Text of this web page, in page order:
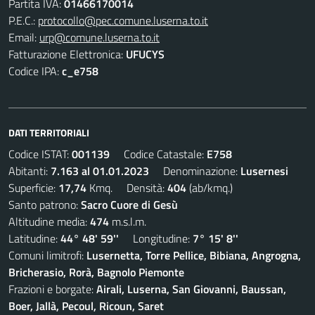
Partita IVA:01466170014
P.E.C.: protocollo@pec.comune.luserna.to.it
Email: urp@comune.luserna.to.it
Fatturazione Elettronica: UFUCYS
Codice IPA:c_e758
DATI TERRITORIALI
Codice ISTAT:001139 Codice Catastale: E758
Abitanti: 7.163 al 01.01.2023 Denominazione: Lusernesi
Superficie: 17,74 Kmq. Densità:404(ab/kmq.)
Santo patrono:Sacro Cuore di Gesù
Altitudine media:474 m.s.l.m.
Latitudine:44° 48' 59'' Longitudine: 7° 15' 8''
Comuni limitrofi: Lusernetta, Torre Pellice, Bibiana, Angrogna,
Bricherasio, Rorà, Bagnolo Piemonte
Frazioni e borgate:Airali, Luserna, San Giovanni, Baussan,
Boer, Jallà, Pecoul, Ricoun, Saret